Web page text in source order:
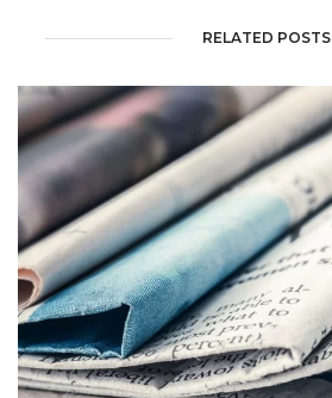
RELATED POSTS